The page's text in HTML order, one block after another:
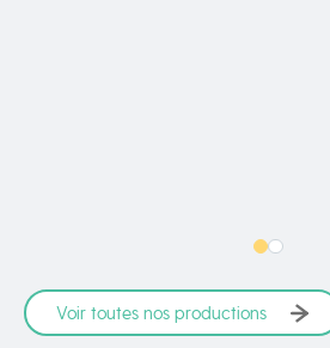
Voir toutes nos productions